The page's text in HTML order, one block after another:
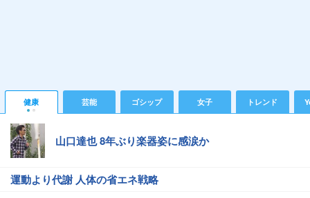
健康 芸能 ゴシップ 女子 トレンド
山口達也 8年ぶり楽器姿に感涙か
運動より代謝 人体の省エネ戦略